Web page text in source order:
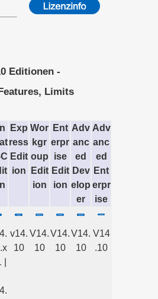
Editionen -
Limits
Exp
ress
Edit
ion
Wor
kgr
oup
Edit
ion
Ent
erpr
ise
Edit
ion
Adv
anc
ed
Dev
elop
er
Adv
anc
ed
Ent
erpr
ise
v14.
10
V14.
10
V14.
10
V14.
10
V14
.10